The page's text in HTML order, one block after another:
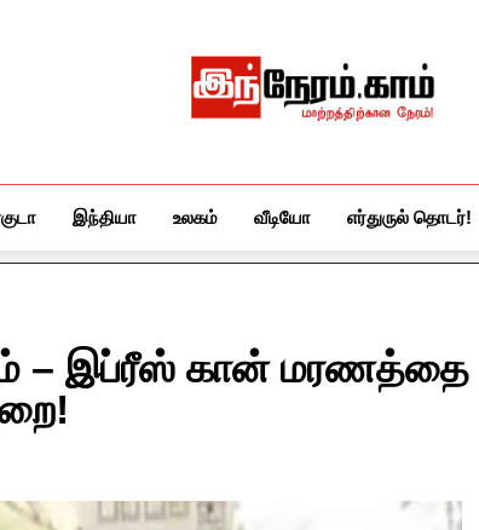
இந்நேரம்.காம்
இந்தியா உலகம் வீடியோ எர்துருல் தொடர்!
– இப்ரீஸ் கான் மரணத்தை